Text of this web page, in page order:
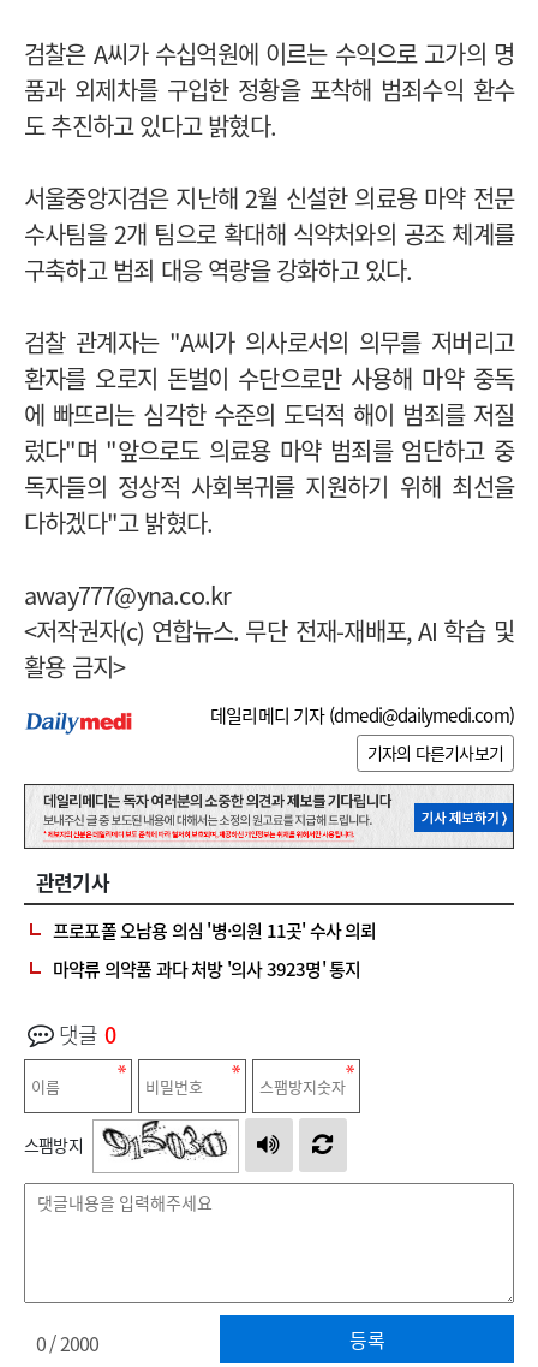
검찰은 A씨가 수십억원에 이르는 수익으로 고가의 명
품과 외제차를 구입한 정황을 포착해 범죄수익 환수
도 추진하고 있다고 밝혔다.
서울중앙지검은 지난해 2월 신설한 의료용 마약 전문
수사팀을 2개 팀으로 확대해 식약처와의 공조 체계를
구축하고 범죄 대응 역량을 강화하고 있다.
검찰 관계자는 "A씨가 의사로서의 의무를 저버리고
환자를 오로지 돈벌이 수단으로만 사용해 마약 중독
에 빠뜨리는 심각한 수준의 도덕적 해이 범죄를 저질
렀다"며 "앞으로도 의료용 마약 범죄를 엄단하고 중
독자들의 정상적 사회복귀를 지원하기 위해 최선을
다하겠다"고 밝혔다.
away777@yna.co.kr
<저작권자(c) 연합뉴스. 무단 전재-재배포, AI 학습 및
활용 금지>
데일리메디 기자 (dmedi@dailymedi.com)
기자의 다른기사보기
관련기사
프로포폴 오남용 의심 '병·의원 11곳' 수사 의뢰
마약류 의약품 과다 처방 '의사 3923명' 통지
댓글 0
스팸방지
등록
0/ 2000